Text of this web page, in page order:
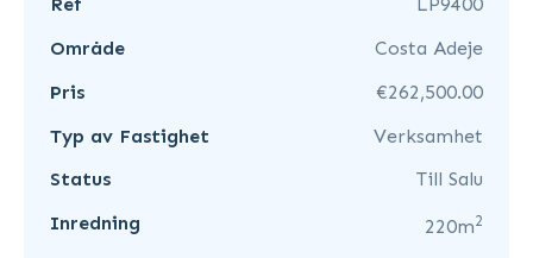
Område
Costa Adeje
Pris
€262,500.00
Typ av Fastighet
Verksamhet
Status
Till Salu
Inredning
220m2